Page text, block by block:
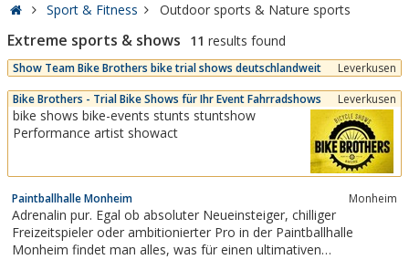
Sport & Fitness Outdoor sports & Nature sports
Extreme sports & shows 11 results found
Show Team Bike Brothers bike trial shows deutschlandweit
Leverkusen
Bike Brothers - Trial Bike Shows für Ihr Event Fahrradshows
Leverkusen
bike shows bike-events stunts stuntshow
Performance artist showact
Paintballhalle Monheim Monheim
Adrenalin pur. Egal ob absoluter Neueinsteiger, chilliger
Freizeitspieler oder ambitionierter Pro in der Paintballhalle
Monheim findet man alles, was für einen ultimativen